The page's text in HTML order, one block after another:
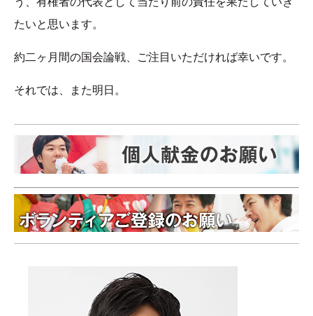
たいと思います。
約二ヶ月間の国会論戦、ご注目いただければ幸いです。
それでは、また明日。